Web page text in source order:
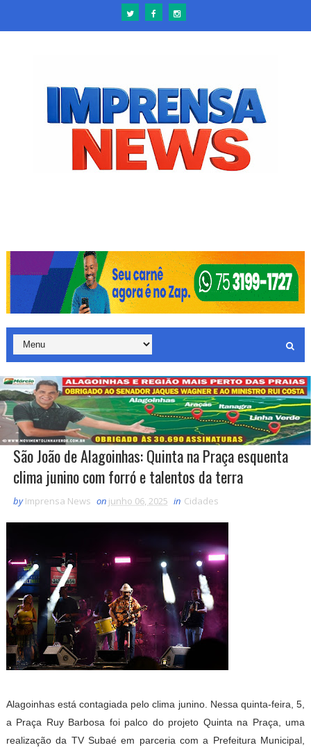
São João de Alagoinhas: Quinta na Praça esquenta
clima junino com forró e talentos da terra
by Imprensa News on junho 06, 2025 in Cidades
Alagoinhas está contagiada pelo clima junino. Nessa quinta-feira, 5,
a Praça Ruy Barbosa foi palco do projeto Quinta na Praça, uma
realização da TV Subaé em parceria com a Prefeitura Municipal,